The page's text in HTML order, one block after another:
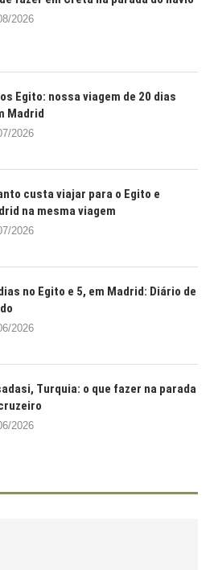
2026
Egito: nossa viagem de 20 dias
Madrid
2026
custa viajar para o Egito e
na mesma viagem
2026
no Egito e 5, em Madrid: Diário de
2026
Turquia: o que fazer na parada
2026